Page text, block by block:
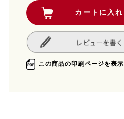
この商品の印刷ページを表示